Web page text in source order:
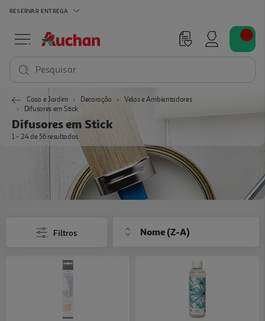
RESERVAR ENTREGA
Pesquisar
Casa e Jardim Decoração
Velas e Ambientadores
Difusores em Stick
Difusores em Stick
1 - 24 de 56 resultados
Filtros Nome (Z-A)